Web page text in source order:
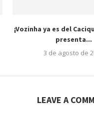
¡Vozinha ya es del
presenta...
3 de agosto de
LEAVE A